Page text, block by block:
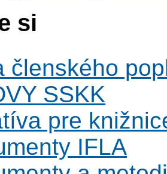
si
členského
SSKK
pre
IFLA